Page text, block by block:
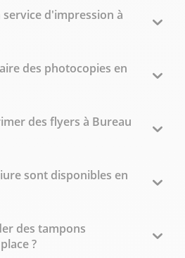
d'impression à
des photocopies en
des flyers à Bureau
sont disponibles en
des tampons
?